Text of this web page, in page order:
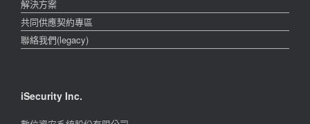
解決方案
共同供應契約專區
聯絡我們(legacy)
iSecurity Inc.